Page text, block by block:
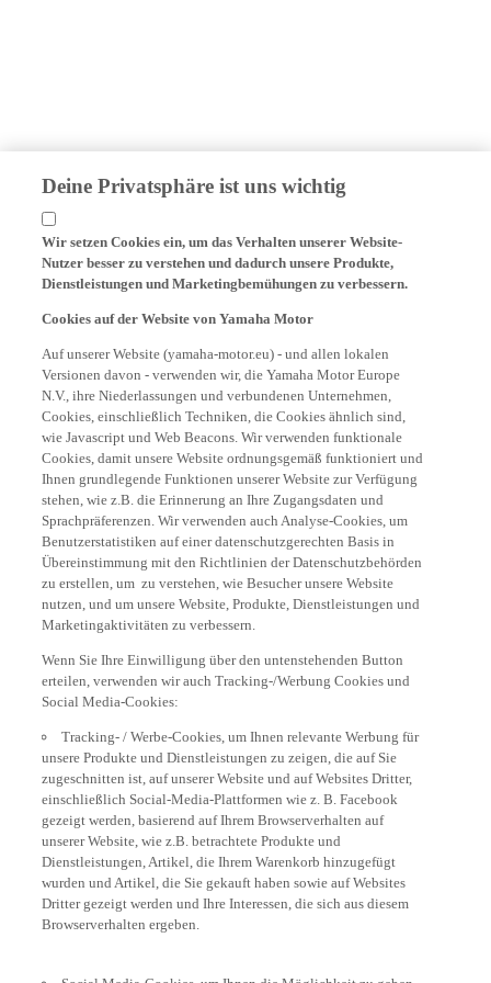
Deine Privatsphäre ist uns wichtig
Wir setzen Cookies ein, um das Verhalten unserer Website-
Nutzer besser zu verstehen und dadurch unsere Produkte,
Dienstleistungen und Marketingbemühungen zu verbessern.
Cookies auf der Website von Yamaha Motor
Auf unserer Website (yamaha-motor.eu) - und allen lokalen
Versionen davon - verwenden wir, die Yamaha Motor Europe
N.V., ihre Niederlassungen und verbundenen Unternehmen,
Cookies, einschließlich Techniken, die Cookies ähnlich sind,
wie Javascript und Web Beacons. Wir verwenden funktionale
Cookies, damit unsere Website ordnungsgemäß funktioniert und
Ihnen grundlegende Funktionen unserer Website zur Verfügung
stehen, wie z.B. die Erinnerung an Ihre Zugangsdaten und
Sprachpräferenzen. Wir verwenden auch Analyse-Cookies, um
Benutzerstatistiken auf einer datenschutzgerechten Basis in
Übereinstimmung mit den Richtlinien der Datenschutzbehörden
zu erstellen, um zu verstehen, wie Besucher unsere Website
nutzen, und um unsere Website, Produkte, Dienstleistungen und
Marketingaktivitäten zu verbessern.
Wenn Sie Ihre Einwilligung über den untenstehenden Button
erteilen, verwenden wir auch Tracking-/Werbung Cookies und
Social Media-Cookies:
Tracking- / Werbe-Cookies, um Ihnen relevante Werbung für
unsere Produkte und Dienstleistungen zu zeigen, die auf Sie
zugeschnitten ist, auf unserer Website und auf Websites Dritter,
einschließlich Social-Media-Plattformen wie z. B. Facebook
gezeigt werden, basierend auf Ihrem Browserverhalten auf
unserer Website, wie z.B. betrachtete Produkte und
Dienstleistungen, Artikel, die Ihrem Warenkorb hinzugefügt
wurden und Artikel, die Sie gekauft haben sowie auf Websites
Dritter gezeigt werden und Ihre Interessen, die sich aus diesem
Browserverhalten ergeben.
Social Media-Cookies, um Ihnen die Möglichkeit zu geben,